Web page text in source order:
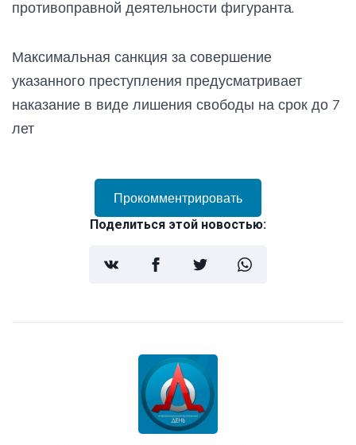
противоправной деятельности фигуранта.
Максимальная санкция за совершение
указанного преступления предусматривает
наказание в виде лишения свободы на срок до 7
лет
Прокомментрировать
Поделиться этой новостью: